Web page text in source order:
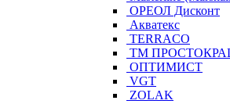
ОРЕОЛ Дисконт
Акватекс
TERRACO
ТМ
ОПТИМИСТ
VGT
ZOLAK